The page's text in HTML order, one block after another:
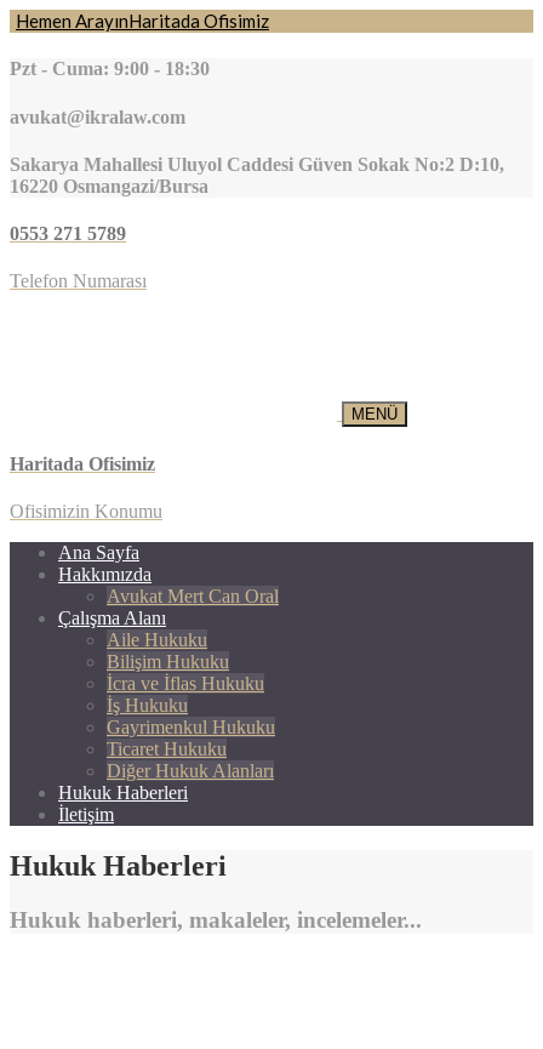
Hemen ArayınHaritada Ofisimiz
Pzt - Cuma: 9:00 - 18:30
avukat@ikralaw.com
Sakarya Mahallesi Uluyol Caddesi Güven Sokak No:2 D:10,
16220 Osmangazi/Bursa
0553 271 5789
Telefon Numarası
MENÜ
Haritada Ofisimiz
Ofisimizin Konumu
Ana Sayfa
Hakkımızda
Avukat Mert Can Oral
Çalışma Alanı
Aile Hukuku
Bilişim Hukuku
İcra ve İflas Hukuku
İş Hukuku
Gayrimenkul Hukuku
Ticaret Hukuku
Diğer Hukuk Alanları
Hukuk Haberleri
İletişim
Hukuk Haberleri
Hukuk haberleri, makaleler, incelemeler...